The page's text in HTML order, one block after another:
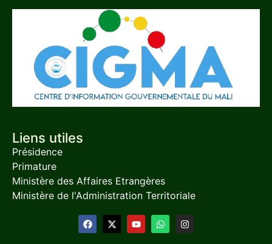
Liens utiles
Présidence
Primature
Ministère des Affaires Etrangères
Ministère de l'Administration Territoriale